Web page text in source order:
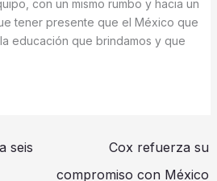
con un mismo rumbo y hacia un
tener presente que el México que
educación que brindamos y que
seis
Cox refuerza su
compromiso con México